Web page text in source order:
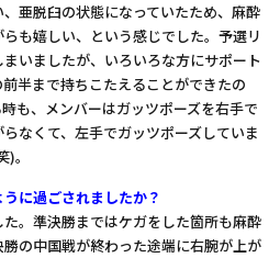
亜脱臼の状態になっていたため、麻酔
も嬉しい、という感じでした。予選リ
いましたが、いろいろな方にサポート
半まで持ちこたえることができたの
も、メンバーはガッツポーズを右手で
なくて、左手でガッツポーズしていま
。
に過ごされましたか？
。準決勝まではケガをした箇所も麻酔
の中国戦が終わった途端に右腕が上が